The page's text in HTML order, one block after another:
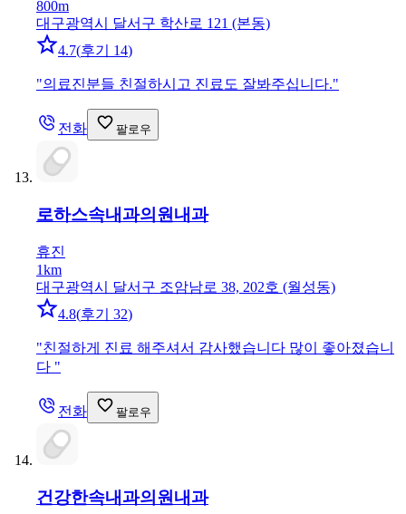
800m
대구광역시 달서구 학산로 121 (본동)
4.7(후기 14)
"의료진분들 친절하시고 진료도 잘봐주십니다."
전화 팔로우
로하스속내과의원 내과
휴진
1km
대구광역시 달서구 조암남로 38, 202호 (월성동)
4.8(후기 32)
"친절하게 진료 해주셔서 감사했습니다 많이 좋아졌습니
다 "
전화 팔로우
건강한속내과의원 내과